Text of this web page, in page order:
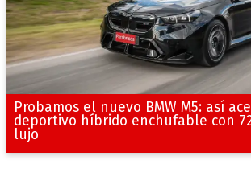
Probamos el nuevo BMW M5: así
deportivo híbrido enchufable con
lujo